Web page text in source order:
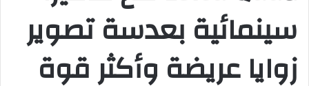
سينمائية بعدسة تصوير
زوايا عريضة وأكثر قوة